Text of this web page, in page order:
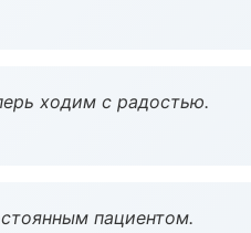
ходим с радостью.
пациентом.